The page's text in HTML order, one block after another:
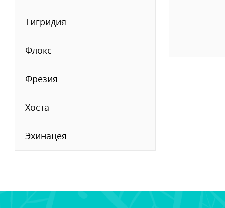
Тигридия
Флокс
Фрезия
Хоста
Эхинацея